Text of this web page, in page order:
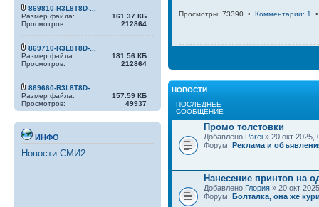
869810-R3L8T8D-...
Размер файла:
161.37 КБ
Просмотров:
212864
869710-R3L8T8D-...
Размер файла:
181.56 КБ
Просмотров:
212864
869660-R3L8T8D-...
Размер файла:
157.59 КБ
Просмотров:
49937
ИНФО
Новости СМИ2
Просмотры: 73390 • Комментарии: 1
НОВОСТИ
ПОСЛЕДНЕЕ
СООБЩЕНИЕ
Промо толстовки
Добавлено Parei » 20 окт 2025,
Форум: Реклама и
Нанесение принтов на
Добавлено Глория » 20 окт
Форум: Болталка, она же